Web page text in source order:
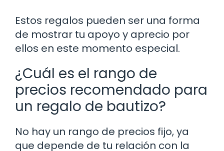
Estos regalos pueden ser una forma
de mostrar tu apoyo y aprecio por
ellos en este momento especial.
¿Cuál es el rango de
precios recomendado para
un regalo de bautizo?
No hay un rango de precios fijo, ya
que depende de tu relación con la